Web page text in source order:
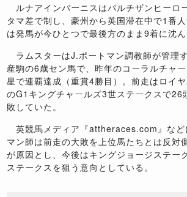
ルナアインバーニスはパルチザンヒーロ
タマ差で制し、豪州から英国滞在中で1番
は発馬が今ひとつで最後方のまま9着に沈ん
ラムスターはJ.ポートマン調教師が管理
産駒の6歳セン馬で、昨年のコーラルチャ
星で連覇達成（重賞4勝目）。前走はロイ
のG1キングチャールズ3世ステークスで26
敗していた。
英競馬メディア『attheraces.com』など
マン師は前走の大敗を上位馬たちとは反対
が原因とし、今後はキングジョージステー
ステークスを狙う意向としている。